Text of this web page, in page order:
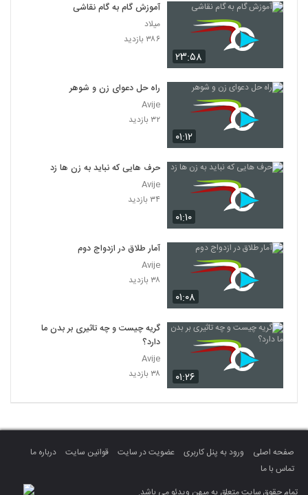
۲۳:۵۸
آموزش گام به گام نقاشی
میلاد
۳۸۶ بازدید
۰۱:۱۲
راه حل دعوای زن و شوهر
Avije
۳۲ بازدید
۰۱:۱۰
حرف هایی که نباید به زن ها زد
Avije
۳۴ بازدید
۰۱:۰۸
آمار طلاق در ازدواج دوم
Avije
۳۸ بازدید
۰۱:۲۶
گریه چیست و چه تاثیری بر بدن ما
دارد؟
Avije
۳۸ بازدید
صفحه اصلی ورود به پنل کاربری عضویت در سایت قوانین سایت
درباره ما
تماس با ما